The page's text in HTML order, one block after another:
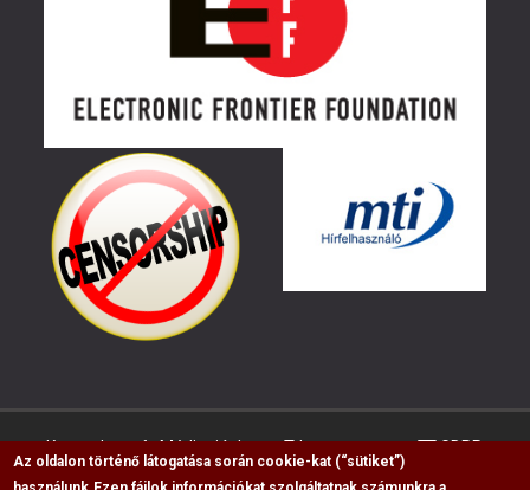
Kapcsolat Médiaajánlat Impresszum GDPR
Az oldalon történő látogatása során cookie-kat (“sütiket”)